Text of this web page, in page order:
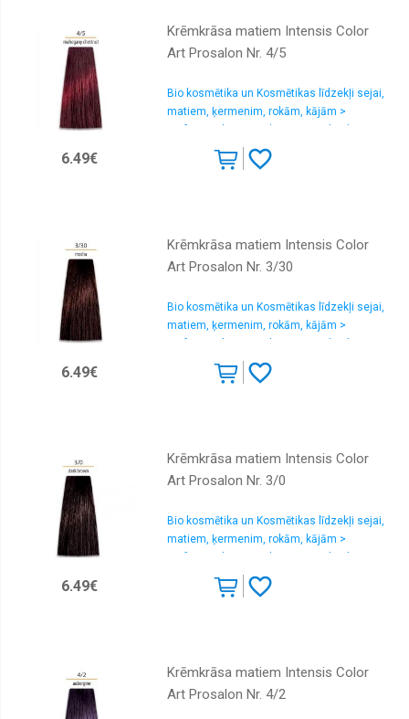
Krēmkrāsa matiem Intensis Color
Art Prosalon Nr. 4/5
Bio kosmētika un Kosmētikas līdzekļi sejai,
matiem, ķermenim, rokām, kājām >
6.49€
Krēmkrāsa matiem Intensis Color
Art Prosalon Nr. 3/30
Bio kosmētika un Kosmētikas līdzekļi sejai,
matiem, ķermenim, rokām, kājām >
6.49€
Krēmkrāsa matiem Intensis Color
Art Prosalon Nr. 3/0
Bio kosmētika un Kosmētikas līdzekļi sejai,
matiem, ķermenim, rokām, kājām >
6.49€
Krēmkrāsa matiem Intensis Color
Art Prosalon Nr. 4/2